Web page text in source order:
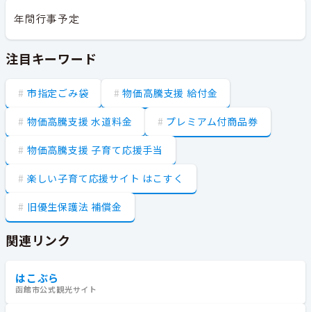
年間行事予定
注目キーワード
市指定ごみ袋 物価高騰支援 給付金
物価高騰支援 水道料金 プレミアム付商品券
物価高騰支援 子育て応援手当
楽しい子育て応援サイト はこすく
旧優生保護法 補償金
関連リンク
はこぶら
函館市公式観光サイト